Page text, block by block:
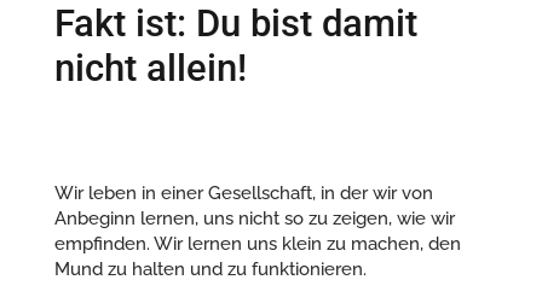
Fakt ist: Du bist damit
nicht allein!
Wir leben in einer Gesellschaft, in der wir von
Anbeginn lernen, uns nicht so zu zeigen, wie wir
empfinden. Wir lernen uns klein zu machen, den
Mund zu halten und zu funktionieren.